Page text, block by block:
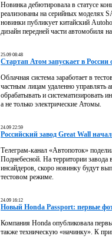
Новинка дебютировала в статусе
реализованы на серийных
новинки публикует китайский
дизайн передней части автомобиля
25.09 08:48
Стартап Атом запускает в
Облачная система заработает в
частным лицам удаленно управлять
обрабатывать и
а не только электрические Атомы.
24.09 22:59
Российский завод Great Wall
Телеграм-канал «Автопоток»
Поднебесной. На территории завода
инсайдеров, скоро новинку будут
тестовом режиме.
24.09 16:12
Новый Honda Passport: первые
Компания Honda опубликовала
также техническую «начинку». К